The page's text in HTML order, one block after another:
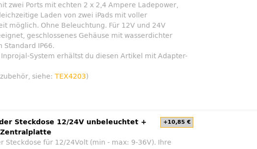
zwei Ports mit echten 2 x 2,4 Ampere Ladepower,
Laden von zwei iPads mit voller
möglich. Ohne Beleuchtung. Für 12V und 24V
geschlossenes Gehäuse mit wasserdichter
Standard IP66.
System erhältst du diesen Artikel mit Adapter-
siehe: TEX4203)
Steckdose 12/24V unbeleuchtet +
+10,85 €
Steckdose für 12/24Volt (min - max: 9-36V). Ihre